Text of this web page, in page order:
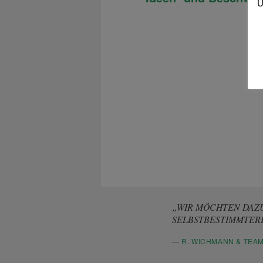
„WIR MÖCHTEN
— R. WICHMANN & TEAM